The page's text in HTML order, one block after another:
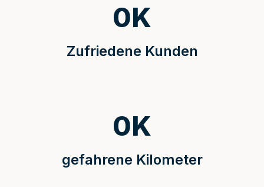
Zufriedene Kunden
0K
gefahrene Kilometer
0K